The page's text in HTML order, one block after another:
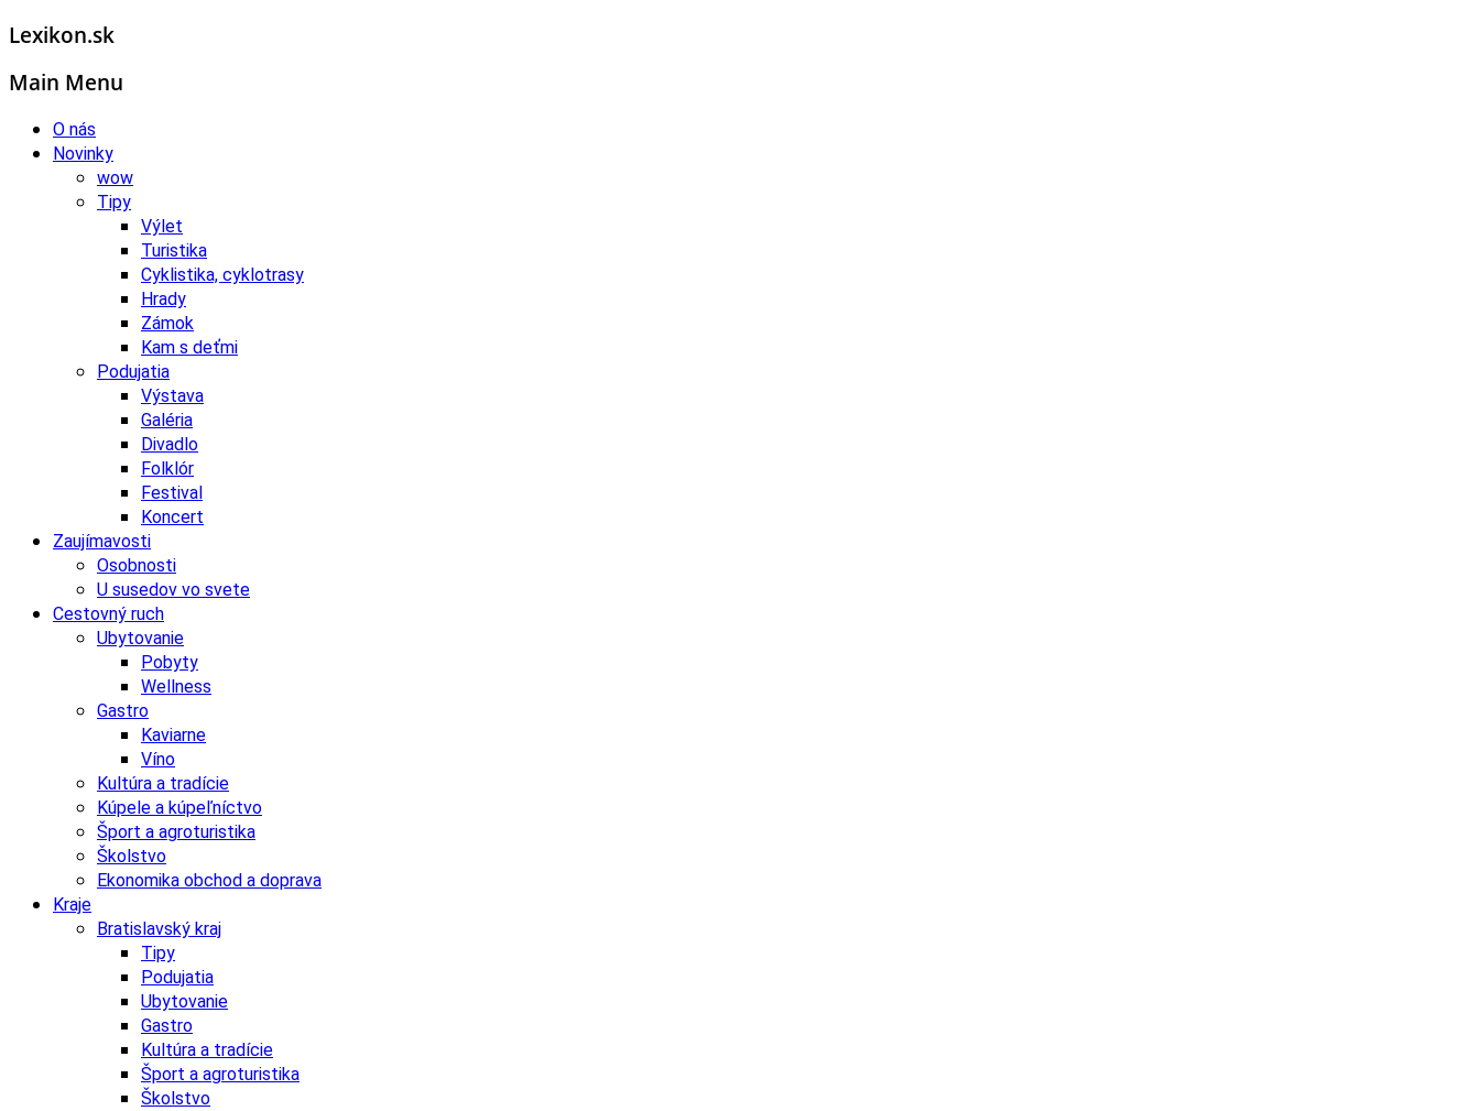
Lexikon.sk
Main Menu
O nás
Novinky
wow
Tipy
Výlet
Turistika
Cyklistika, cyklotrasy
Hrady
Zámok
Kam s deťmi
Podujatia
Výstava
Galéria
Divadlo
Folklór
Festival
Koncert
Zaujímavosti
Osobnosti
U susedov vo svete
Cestovný ruch
Ubytovanie
Pobyty
Wellness
Gastro
Kaviarne
Víno
Kultúra a tradície
Kúpele a kúpeľníctvo
Šport a agroturistika
Školstvo
Ekonomika obchod a doprava
Kraje
Bratislavský kraj
Tipy
Podujatia
Ubytovanie
Gastro
Kultúra a tradície
Šport a agroturistika
Školstvo